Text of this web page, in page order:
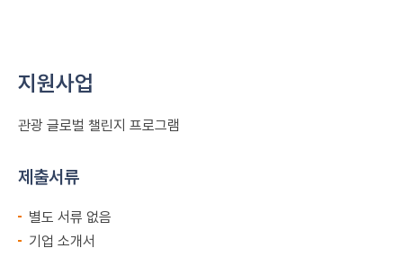
지원사업
관광 글로벌 챌린지 프로그램
제출서류
별도 서류 없음
기업 소개서